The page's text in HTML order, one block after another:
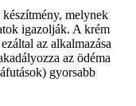
melynek
igazolják. A krém
az alkalmazása
az ödéma
gyorsabb